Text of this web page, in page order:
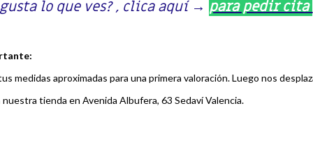
gusta lo que ves? , clica aquí → para pedir cita
medidas aproximadas para una primera valoración. Luego nos
tienda en Avenida Albufera, 63 Sedaví Valencia.